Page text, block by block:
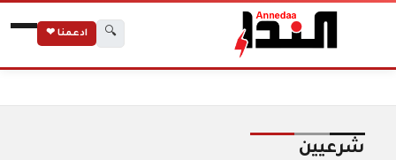
🔍 ادعمنا ❤
شرعيين